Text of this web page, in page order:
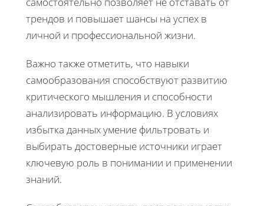
трендов и повышает шансы на успех в
личной и профессиональной жизни.
Важно также отметить, что навыки
самообразования способствуют развитию
критического мышления и способности
анализировать информацию. В условиях
избытка данных умение фильтровать и
выбирать достоверные источники играет
ключевую роль в понимании и применении
знаний.